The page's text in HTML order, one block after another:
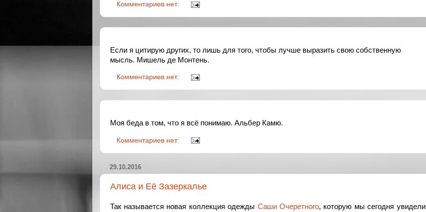
Комментариев нет:
Если я цитирую других, то лишь для того, чтобы лучше выразить свою собственную
мысль. Мишель де Монтень.
Комментариев нет:
Моя беда в том, что я всё понимаю. Альбер Камю.
Комментариев нет:
29.10.2016
Алиса и Её Зазеркалье
Так называется новая коллекция одежды Саши Очеретного, которую мы сегодня увидели